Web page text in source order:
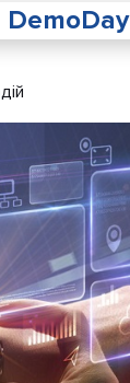
DemoDay